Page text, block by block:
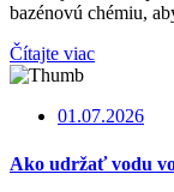
bazénovú chémiu,
Čítajte viac
01.07.2026
Ako udržať vodu